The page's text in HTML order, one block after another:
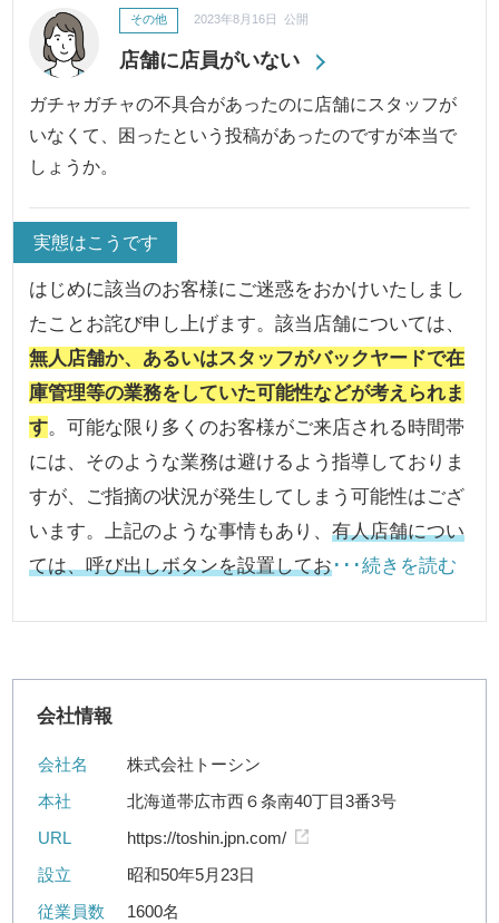
店舗に店員がいない
その他 2023年8月16日 公開
ガチャガチャの不具合があったのに店舗にスタッフが
いなくて、困ったという投稿があったのですが本当で
しょうか。
実態はこうです
はじめに該当のお客様にご迷惑をおかけいたしまし
たことお詫び申し上げます。該当店舗については、
無人店舗か、あるいはスタッフがバックヤードで在
庫管理等の業務をしていた可能性などが考えられま
す。可能な限り多くのお客様がご来店される時間帯
には、そのような業務は避けるよう指導しておりま
すが、ご指摘の状況が発生してしまう可能性はござ
います。上記のような事情もあり、有人店舗につい
ては、呼び出しボタンを設置してお･･･続きを読む
会社情報
会社名
株式会社トーシン
本社
北海道帯広市西６条南40丁目3番3号
URL
https://toshin.jpn.com/
設立
昭和50年5月23日
従業員数
1600名